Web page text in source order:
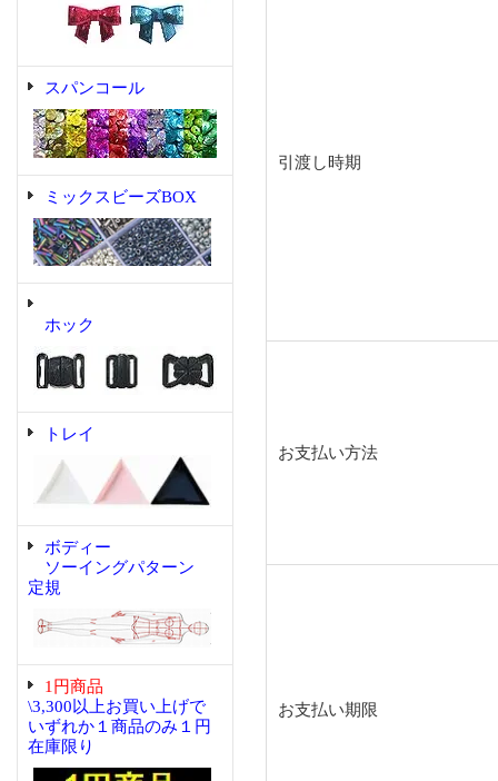
スパンコール
ミックスビーズBOX
ホック
トレイ
ボディー
ソーイングパターン
定規
1円商品
\3,300以上お買い上げで
いずれか１商品のみ１円
在庫限り
引渡し時期
お支払い方法
お支払い期限